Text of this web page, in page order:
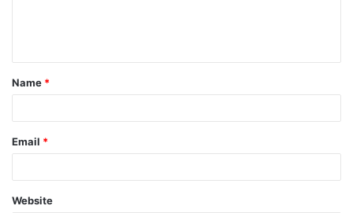
t
*
Name *
Email *
Website